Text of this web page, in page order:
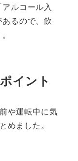
ルコール入
るので、飲
イント
や運転中に気
めました。